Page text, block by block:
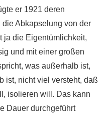
er 1921 deren
Abkapselung von der
ja die Eigentümlichkeit,
und mit einer großen
was außerhalb ist,
ist, nicht viel versteht, daß
isolieren will. Das kann
Dauer durchgeführt